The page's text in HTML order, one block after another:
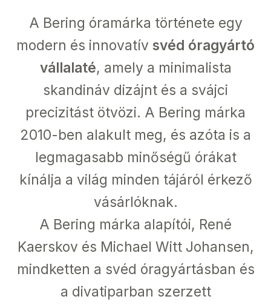
A Bering óramárka története egy
modern és innovatív svéd óragyártó
vállalaté, amely a minimalista
skandináv dizájnt és a svájci
precizitást ötvözi. A Bering márka
2010-ben alakult meg, és azóta is a
legmagasabb minőségű órákat
kínálja a világ minden tájáról érkező
vásárlóknak.
A Bering márka alapítói, René
Kaerskov és Michael Witt Johansen,
mindketten a svéd óragyártásban és
a divatiparban szerzett